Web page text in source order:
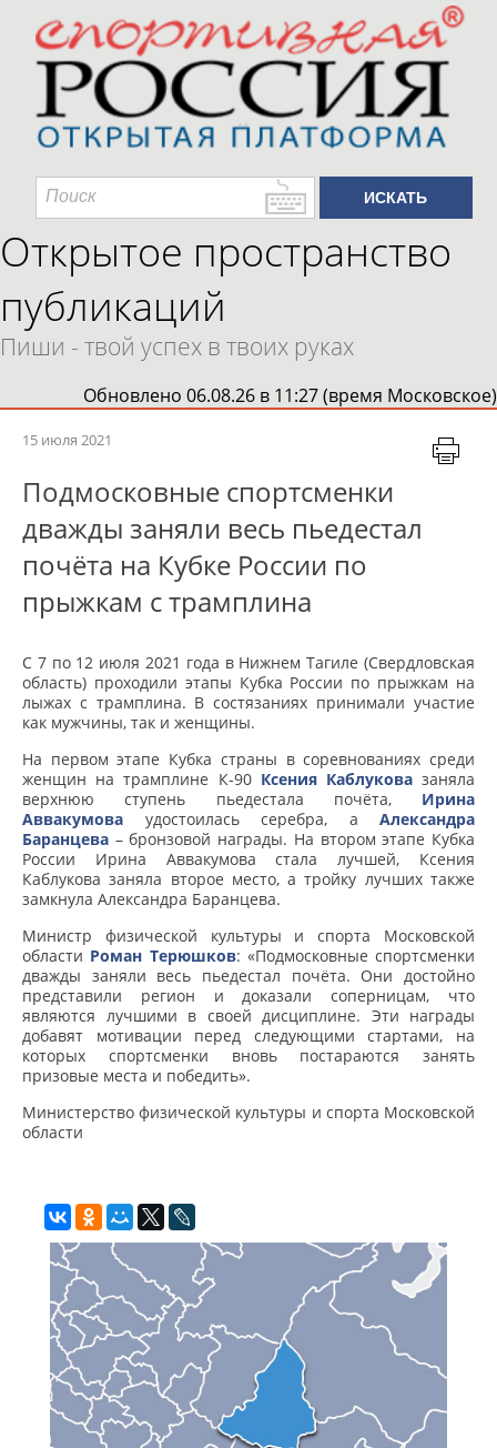
Открытое пространство
публикаций
Пиши - твой успех в твоих руках
Обновлено 06.08.26 в 11:27 (время Московское)
15 июля 2021
Подмосковные спортсменки
дважды заняли весь пьедестал
почёта на Кубке России по
прыжкам с трамплина
С 7 по 12 июля 2021 года в Нижнем Тагиле (Свердловская
область) проходили этапы Кубка России по прыжкам на
лыжах с трамплина. В состязаниях принимали участие
как мужчины, так и женщины.
На первом этапе Кубка страны в соревнованиях среди
женщин на трамплине К-90 Ксения Каблуковазаняла
верхнюю ступень пьедестала почёта, Ирина
Аввакумова удостоилась серебра, а Александра
Баранцева – бронзовой награды. На втором этапе Кубка
России Ирина Аввакумова стала лучшей, Ксения
Каблукова заняла второе место, а тройку лучших также
замкнула Александра Баранцева.
Министр физической культуры и спорта Московской
области Роман Терюшков: «Подмосковные спортсменки
дважды заняли весь пьедестал почёта. Они достойно
представили регион и доказали соперницам, что
являются лучшими в своей дисциплине. Эти награды
добавят мотивации перед следующими стартами, на
которых спортсменки вновь постараются занять
призовые места и победить».
Министерство физической культуры и спорта Московской
области